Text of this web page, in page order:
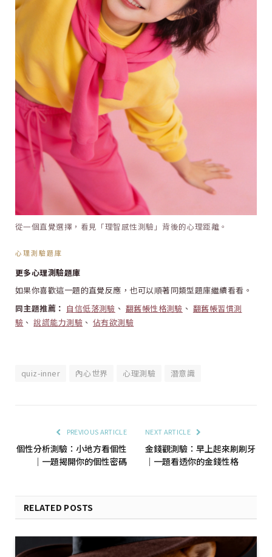
從一個直覺選擇，看見「理智感性測驗」背後的心理距離。
心理測驗題庫
更多心理測驗題庫
如果你喜歡這一題的直覺反應，也可以順著同類型題庫繼續看看。
同主題推薦： 自信低落測驗 、 翻舊帳性格測驗 、 翻舊帳習慣測
驗 、說謊能力測驗 、 佔有欲測驗
quiz-inner 內心世界 心理測驗 潛意識
PREVIOUS ARTICLE
個性分析測驗：小地方看個性
｜一題揭開你的個性密碼
NEXT ARTICLE
金錢觀測驗：早上起來刷刷牙
｜一題看透你的金錢性格
RELATED POSTS